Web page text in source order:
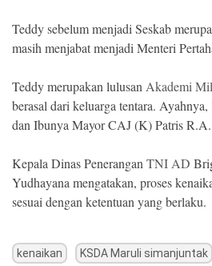
Teddy sebelum menjadi Seskab
masih menjabat menjadi Menteri
Teddy merupakan lulusanAkademi
berasal dari keluarga tentara.
dan Ibunya Mayor CAJ (K) Patris
Kepala Dinas PeneranganTNI AD
Yudhayana mengatakan, proses
sesuai dengan ketentuan yang berlaku.
kenaikan KSDA Maruli simanjuntak